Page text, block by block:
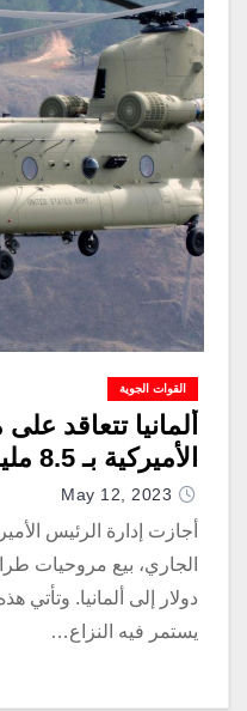
القوات الجوية
ألمانيا تتعاقد
الأميركية بـ 8.5 مليار دولار
May 12, 2023
دولار إلى ألمانيا. وتأتي
يستمر فيه النزاع…